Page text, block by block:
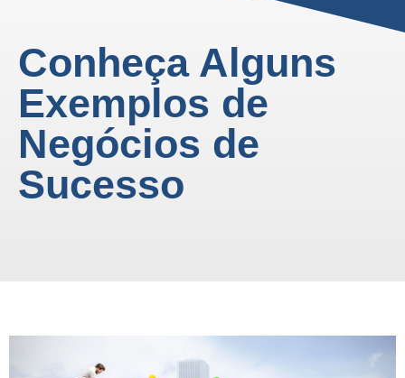
Conheça Alguns
Exemplos de
Negócios de
Sucesso